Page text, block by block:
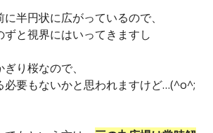
半円状に広がっているので、
ずと視界にはいってきますし
り桜なので、
必要もないかと思われますけど…(^o^;